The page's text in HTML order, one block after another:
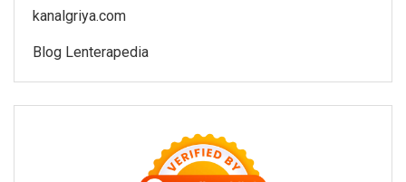
kanalgriya.com
Blog Lenterapedia